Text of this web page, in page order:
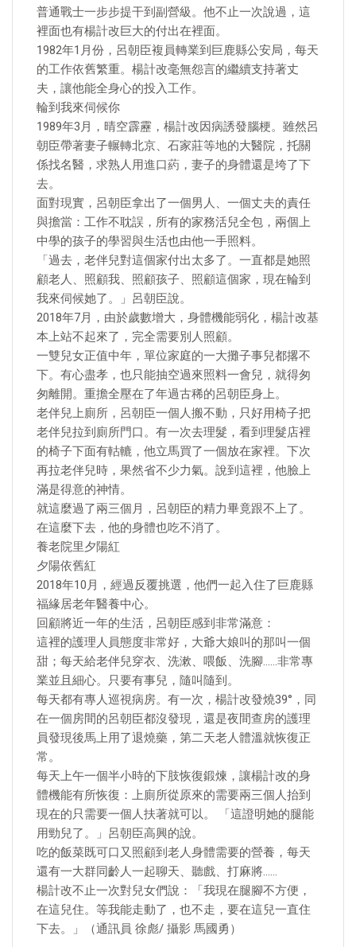
普通戰士一步步提干到副營級。他不止一次說過，這
裡面也有楊計改巨大的付出在裡面。
1982年1月份，呂朝臣複員轉業到巨鹿縣公安局，每天
的工作依舊繁重。楊計改毫無怨言的繼續支持著丈
夫，讓他能全身心的投入工作。
輪到我來伺候你
1989年3月，晴空霹靂，楊計改因病誘發腦梗。雖然呂
朝臣帶著妻子輾轉北京、石家莊等地的大醫院，托關
係找名醫，求熟人用進口葯，妻子的身體還是垮了下
去。
面對現實，呂朝臣拿出了一個男人、一個丈夫的責任
與擔當：工作不耽誤，所有的家務活兒全包，兩個上
中學的孩子的學習與生活也由他一手照料。
「過去，老伴兒對這個家付出太多了。一直都是她照
顧老人、照顧我、照顧孩子、照顧這個家，現在輪到
我來伺候她了。」呂朝臣說。
2018年7月，由於歲數增大，身體機能弱化，楊計改基
本上站不起來了，完全需要別人照顧。
一雙兒女正值中年，單位家庭的一大攤子事兒都撂不
下。有心盡孝，也只能抽空過來照料一會兒，就得匆
匆離開。重擔全壓在了年過古稀的呂朝臣身上。
老伴兒上廁所，呂朝臣一個人搬不動，只好用椅子把
老伴兒拉到廁所門口。有一次去理髮，看到理髮店裡
的椅子下面有軲轆，他立馬買了一個放在家裡。下次
再拉老伴兒時，果然省不少力氣。說到這裡，他臉上
滿是得意的神情。
就這麼過了兩三個月，呂朝臣的精力畢竟跟不上了。
在這麼下去，他的身體也吃不消了。
養老院里夕陽紅
夕陽依舊紅
2018年10月，經過反覆挑選，他們一起入住了巨鹿縣
福緣居老年醫養中心。
回顧將近一年的生活，呂朝臣感到非常滿意：
這裡的護理人員態度非常好，大爺大娘叫的那叫一個
甜；每天給老伴兒穿衣、洗漱、喂飯、洗腳……非常專
業並且細心。只要有事兒，隨叫隨到。
每天都有專人巡視病房。有一次，楊計改發燒39°，同
在一個房間的呂朝臣都沒發現，還是夜間查房的護理
員發現後馬上用了退燒藥，第二天老人體溫就恢復正
常。
每天上午一個半小時的下肢恢復鍛煉，讓楊計改的身
體機能有所恢復：上廁所從原來的需要兩三個人抬到
現在的只需要一個人扶著就可以。 「這證明她的腿能
用勁兒了。」呂朝臣高興的說。
吃的飯菜既可口又照顧到老人身體需要的營養，每天
還有一大群同齡人一起聊天、聽戲、打麻將……
楊計改不止一次對兒女們說：「我現在腿腳不方便，
在這兒住。等我能走動了，也不走，要在這兒一直住
下去。」（通訊員 徐彪/ 攝影 馬國勇）